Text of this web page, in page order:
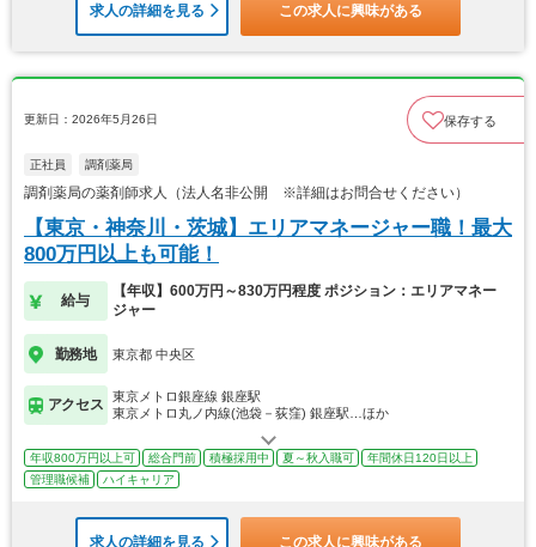
求人の詳細を見る この求人に興味がある
更新日：2026年5月26日 保存する
正社員 調剤薬局
調剤薬局の薬剤師求人（法人名非公開 ※詳細はお問合せください）
【東京・神奈川・茨城】エリアマネージャー職！最大
800万円以上も可能！
給与
【年収】600万円～830万円程度 ポジション：エリアマネー
ジャー
勤務地 東京都 中央区
アクセス
東京メトロ銀座線 銀座駅
東京メトロ丸ノ内線(池袋－荻窪) 銀座駅…ほか
年収800万円以上可 総合門前 積極採用中 夏～秋入職可
年間休日120日以上
管理職候補
ハイキャリア
求人の詳細を見る この求人に興味がある